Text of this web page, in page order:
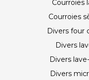
Courroies
Courroies
Divers four
Divers
Divers
Divers